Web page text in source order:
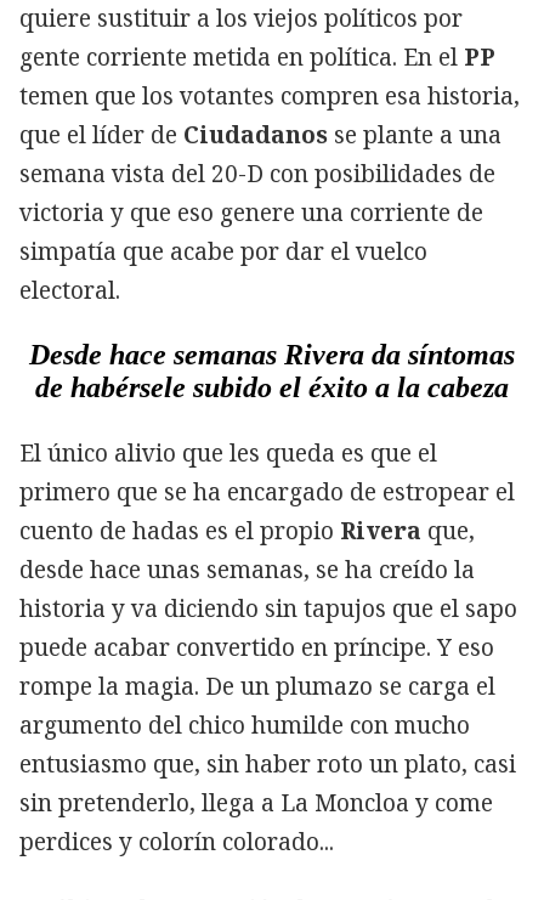
quiere sustituir a los viejos políticos por
gente corriente metida en política. En el PP
temen que los votantes compren esa historia,
que el líder de Ciudadanos se plante a una
semana vista del 20-D con posibilidades de
victoria y que eso genere una corriente de
simpatía que acabe por dar el vuelco
electoral.
Desde hace semanas Rivera da síntomas
de habérsele subido el éxito a la cabeza
El único alivio que les queda es que el
primero que se ha encargado de estropear el
cuento de hadas es el propio Rivera que,
desde hace unas semanas, se ha creído la
historia y va diciendo sin tapujos que el sapo
puede acabar convertido en príncipe. Y eso
rompe la magia. De un plumazo se carga el
argumento del chico humilde con mucho
entusiasmo que, sin haber roto un plato, casi
sin pretenderlo, llega a La Moncloa y come
perdices y colorín colorado...